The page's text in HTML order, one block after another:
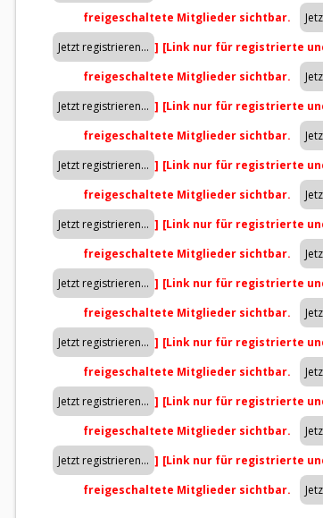
freigeschaltete Mitglieder sichtbar.
] [Link nur für registrierte
freigeschaltete Mitglieder sichtbar.
] [Link nur für registrierte
freigeschaltete Mitglieder sichtbar.
] [Link nur für registrierte
freigeschaltete Mitglieder sichtbar.
] [Link nur für registrierte
freigeschaltete Mitglieder sichtbar.
] [Link nur für registrierte
freigeschaltete Mitglieder sichtbar.
] [Link nur für registrierte
freigeschaltete Mitglieder sichtbar.
] [Link nur für registrierte
freigeschaltete Mitglieder sichtbar.
] [Link nur für registrierte
freigeschaltete Mitglieder sichtbar.